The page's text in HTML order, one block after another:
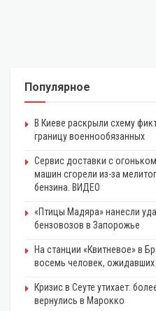
Популярное
В Киеве раскрыли схему
границу военнообязанных
Сервис доставки с
машин сгорели из-за
бензина. ВИДЕО
«Птицы Мадяра» нанесли
бензовозов в Запорожье
На станции «Квитневое» в
восемь человек, ожидавших
Кризис в Сеуте утихает:
вернулись в Марокко